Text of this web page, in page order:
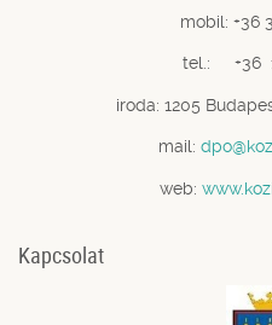
mobil: +36
tel.: +36
iroda: 1205
mail:
web:
Kapcsolat